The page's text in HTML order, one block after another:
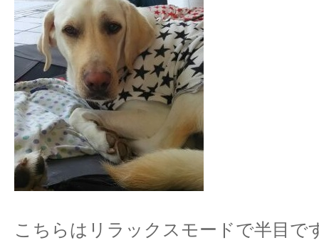
こちらはリラックスモードで半目で